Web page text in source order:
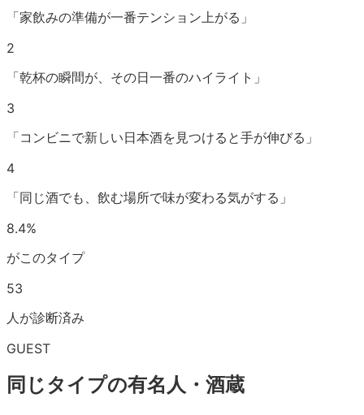
「家飲みの準備が一番テンション上がる」
2
「乾杯の瞬間が、その日一番のハイライト」
3
「コンビニで新しい日本酒を見つけると手が伸びる」
4
「同じ酒でも、飲む場所で味が変わる気がする」
8.4%
がこのタイプ
53
人が診断済み
GUEST
同じタイプの有名人・酒蔵